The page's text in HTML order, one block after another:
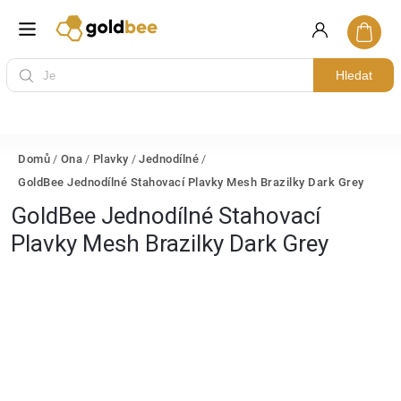
Hledat
Domů / Ona / Plavky / Jednodílné /
GoldBee Jednodílné Stahovací Plavky Mesh Brazilky Dark Grey
GoldBee Jednodílné Stahovací
Plavky Mesh Brazilky Dark Grey